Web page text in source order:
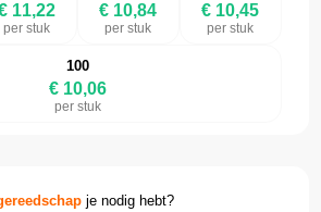
11,22
per stuk
€ 10,84
per stuk
€ 10,45
per stuk
100
€ 10,06
per stuk
je nodig hebt?